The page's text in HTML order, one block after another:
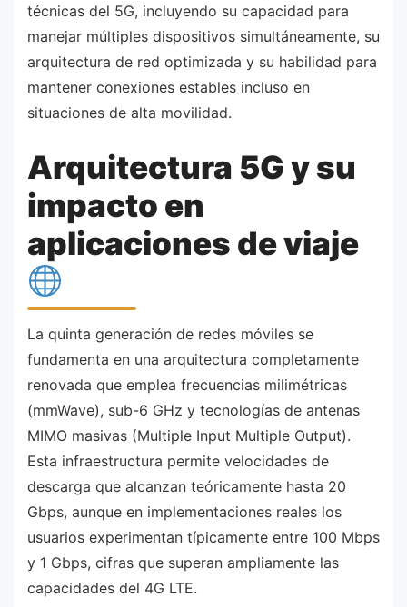
técnicas del 5G, incluyendo su capacidad para
manejar múltiples dispositivos simultáneamente, su
arquitectura de red optimizada y su habilidad para
mantener conexiones estables incluso en
situaciones de alta movilidad.
Arquitectura 5G y su
impacto en
aplicaciones de viaje
La quinta generación de redes móviles se
fundamenta en una arquitectura completamente
renovada que emplea frecuencias milimétricas
(mmWave), sub-6 GHz y tecnologías de antenas
MIMO masivas (Multiple Input Multiple Output).
Esta infraestructura permite velocidades de
descarga que alcanzan teóricamente hasta 20
Gbps, aunque en implementaciones reales los
usuarios experimentan típicamente entre 100 Mbps
y 1 Gbps, cifras que superan ampliamente las
capacidades del 4G LTE.